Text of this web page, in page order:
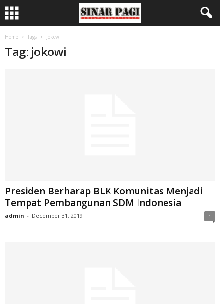
Home Tags Jokowi
Tag: jokowi
Presiden Berharap BLK Komunitas Menjadi
Tempat Pembangunan SDM Indonesia
admin - December 31, 2019 1